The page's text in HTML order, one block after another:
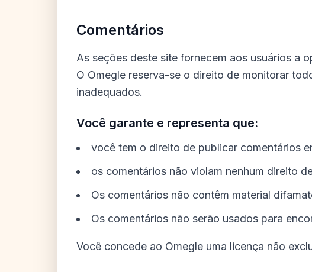
Comentários
As seções deste site fornecem aos usuários a
O Omegle reserva-se o direito de monitorar
inadequados.
Você garante e representa que:
você tem o direito de publicar comentários
os comentários não violam nenhum direito
Os comentários não contêm material
Os comentários não serão usados para
Você concede ao Omegle uma licença não